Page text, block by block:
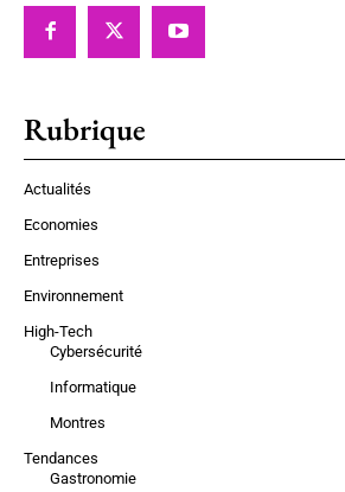
Rubrique
Actualités
Economies
Entreprises
Environnement
High-Tech
Cybersécurité
Informatique
Montres
Tendances
Gastronomie